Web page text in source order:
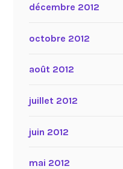
décembre 2012
octobre 2012
août 2012
juillet 2012
juin 2012
mai 2012